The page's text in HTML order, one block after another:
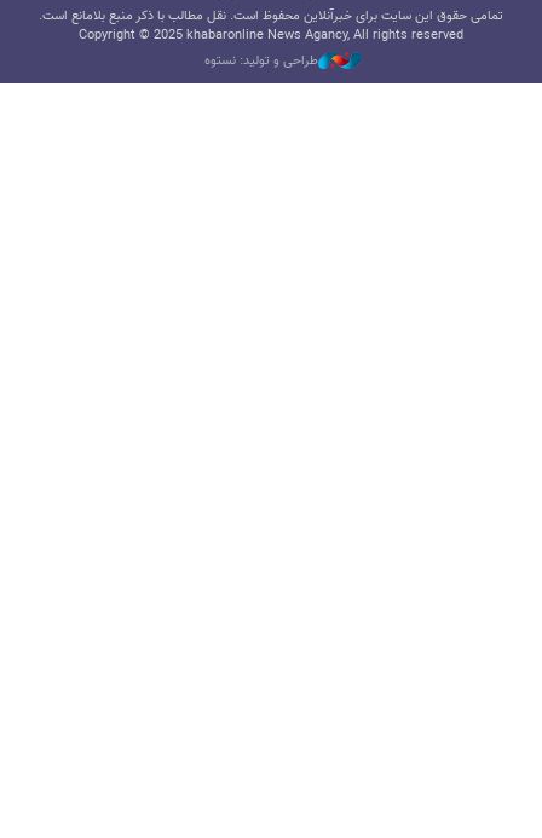
تمامی حقوق این سایت برای خبرآنلاین محفوظ است. نقل مطالب با ذکر منبع بلامانع است.
Copyright © 2025 khabaronline News Agancy, All rights reserved
طراحی و تولید: نستوه